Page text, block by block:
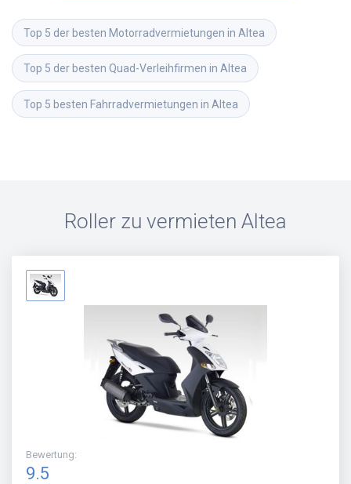
Top 5 der besten Motorradvermietungen in Altea
Top 5 der besten Quad-Verleihfirmen in Altea
Top 5 besten Fahrradvermietungen in Altea
Roller zu vermieten Altea
Bewertung:
9.5